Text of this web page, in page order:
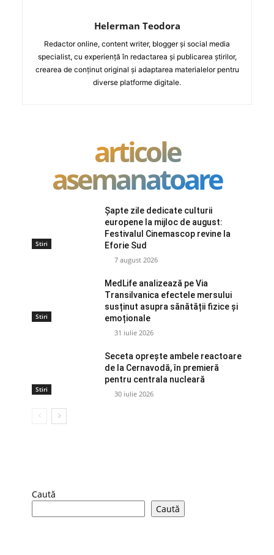
Helerman Teodora
Redactor online, content writer, blogger și social media
specialist, cu experiență în redactarea și publicarea știrilor,
crearea de conținut original și adaptarea materialelor pentru
diverse platforme digitale.
articole
asemanatoare
Stiri
Șapte zile dedicate culturii
europene la mijloc de august:
Festivalul Cinemascop revine la
Eforie Sud
7 august 2026
Stiri
MedLife analizează pe Via
Transilvanica efectele mersului
susținut asupra sănătății fizice și
emoționale
31 iulie 2026
Stiri
Seceta oprește ambele reactoare
de la Cernavodă, în premieră
pentru centrala nucleară
30 iulie 2026
Caută
Caută